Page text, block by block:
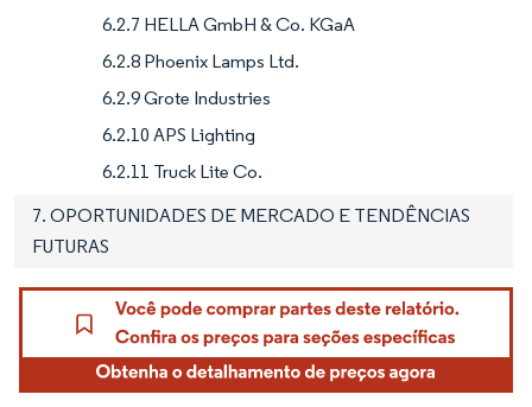
6.2.7 HELLA GmbH & Co. KGaA
6.2.8 Phoenix Lamps Ltd.
6.2.9 Grote Industries
6.2.10 APS Lighting
6.2.11 Truck Lite Co.
7. OPORTUNIDADES DE MERCADO E TENDÊNCIAS
FUTURAS